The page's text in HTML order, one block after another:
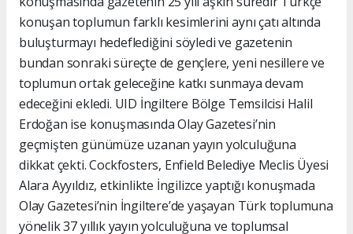
konuşan toplumun farklı kesimlerini aynı çatı altında
buluşturmayı hedeflediğini söyledi ve gazetenin
bundan sonraki süreçte de gençlere, yeni nesillere ve
toplumun ortak geleceğine katkı sunmaya devam
edeceğini ekledi. UID İngiltere Bölge Temsilcisi Halil
Erdoğan ise konuşmasında Olay Gazetesi’nin
geçmişten günümüze uzanan yayın yolculuğuna
dikkat çekti. Cockfosters, Enfield Belediye Meclis Üyesi
Alara Ayyıldız, etkinlikte İngilizce yaptığı konuşmada
Olay Gazetesi’nin İngiltere’de yaşayan Türk toplumuna
yönelik 37 yıllık yayın yolculuğuna ve toplumsal